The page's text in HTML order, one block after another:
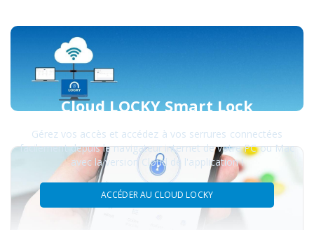
Cloud LOCKY Smart Lock
Gérez vos accès et accédez à vos serrures connectées
facilement depuis le navigateur internet de votre PC ou Mac
avec la version Cloud de l'application !
ACCÉDER AU CLOUD LOCKY